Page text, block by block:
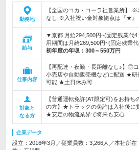
勤務地
【全国のコカ・コーラ社営業所】
なし ※入社祝い金対象拠点は『★
給与
▼京都 月給294,500円~(固定残業代
用期間は月給269,500円~(固定残業
初年度の年収： 300～550万円
仕事内容
【再配達・夜勤・長距離なし♪】◎
小売店や自動販売機などに配送 ★
可能 ★土日休み可
対象と
なる方
【普通運転免許(AT限定可)をお持
の方】★トラックの免許は入社後に
★安定の物流業界で将来も安心
企業データ
設立：2016年3月／従業員数：3,266人／本社所在